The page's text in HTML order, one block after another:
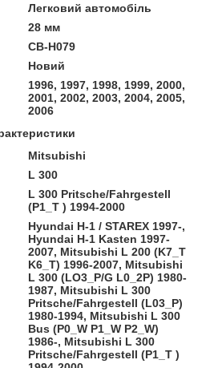
Легковий автомобіль
28 мм
CB-H079
Новий
1996, 1997, 1998, 1999, 2000,
2001, 2002, 2003, 2004, 2005,
2006
Mitsubishi
L 300
L 300 Pritsche/Fahrgestell
(P1_T ) 1994-2000
Hyundai H-1 / STAREX 1997-,
Hyundai H-1 Kasten 1997-
2007, Mitsubishi L 200 (K7_T
K6_T) 1996-2007, Mitsubishi
L 300 (LO3_P/G L0_2P) 1980-
1987, Mitsubishi L 300
Pritsche/Fahrgestell (L03_P)
1980-1994, Mitsubishi L 300
Bus (P0_W P1_W P2_W)
1986-, Mitsubishi L 300
Pritsche/Fahrgestell (P1_T )